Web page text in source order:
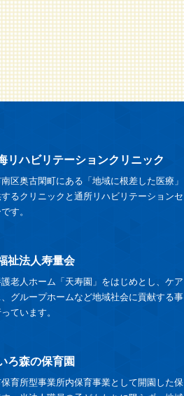
リハビリテーションクリニック
区奥古閑町にある「地域に根差した医療」
るクリニックと通所リハビリテーションセ
す。
祉法人寿量会
老人ホーム「天寿園」をはじめとし、ケア
グループホームなど地域社会に貢献する事
ています。
ろ森の保育園
育所型事業所内保育事業として開園した保